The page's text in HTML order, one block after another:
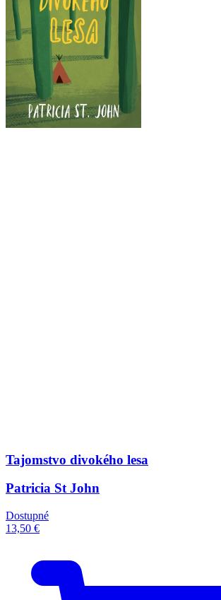
Tajomstvo divokého lesa
Patricia St John
Dostupné
13,50 €